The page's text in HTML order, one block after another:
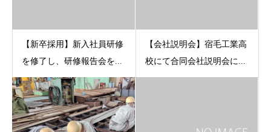
【新卒採用】新入社員研修
を修了し、研修報告会を...
【会社説明会】宿毛工業高
校にて合同会社説明会に...